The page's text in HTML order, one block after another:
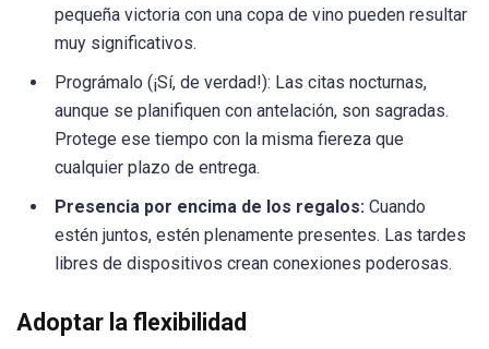
pequeña victoria con una copa de vino pueden resultar
muy significativos.
Prográmalo (¡Sí, de verdad!): Las citas nocturnas,
aunque se planifiquen con antelación, son sagradas.
Protege ese tiempo con la misma fiereza que
cualquier plazo de entrega.
Presencia por encima de los regalos: Cuando
estén juntos, estén plenamente presentes. Las tardes
libres de dispositivos crean conexiones poderosas.
Adoptar la flexibilidad